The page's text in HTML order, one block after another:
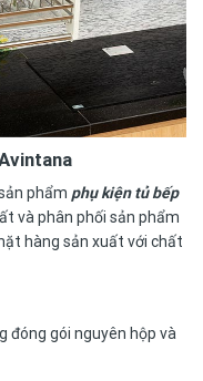
phẩm phụ kiện tủ bếp
và phân phối sản phẩm
hàng sản xuất với chất
đóng gói nguyên hộp và